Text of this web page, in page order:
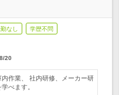
なし 学歴不問
20
作業、 社内研修、メーカー研
べます。